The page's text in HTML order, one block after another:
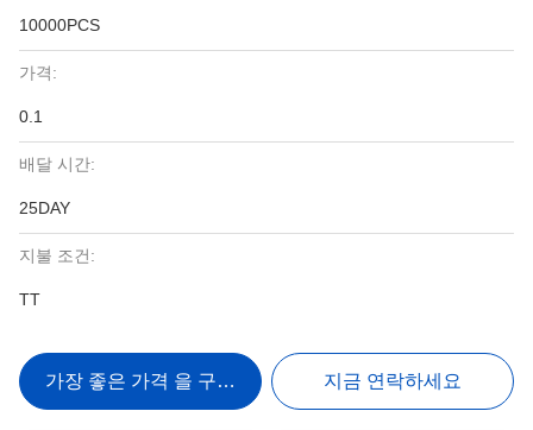
10000PCS
가격:
0.1
배달 시간:
25DAY
지불 조건:
TT
가장 좋은 가격 을 구하라 지금 연락하세요